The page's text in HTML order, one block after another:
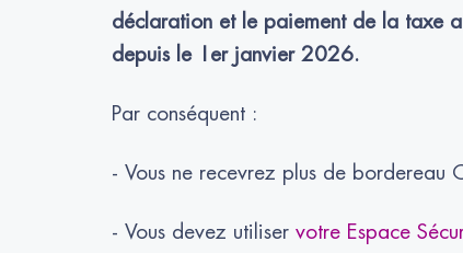
déclaration et le paiement de la taxe
depuis le 1er janvier 2026.
Par conséquent :
- Vous ne recevrez plus de bordereau
- Vous devez utiliser votre Espace